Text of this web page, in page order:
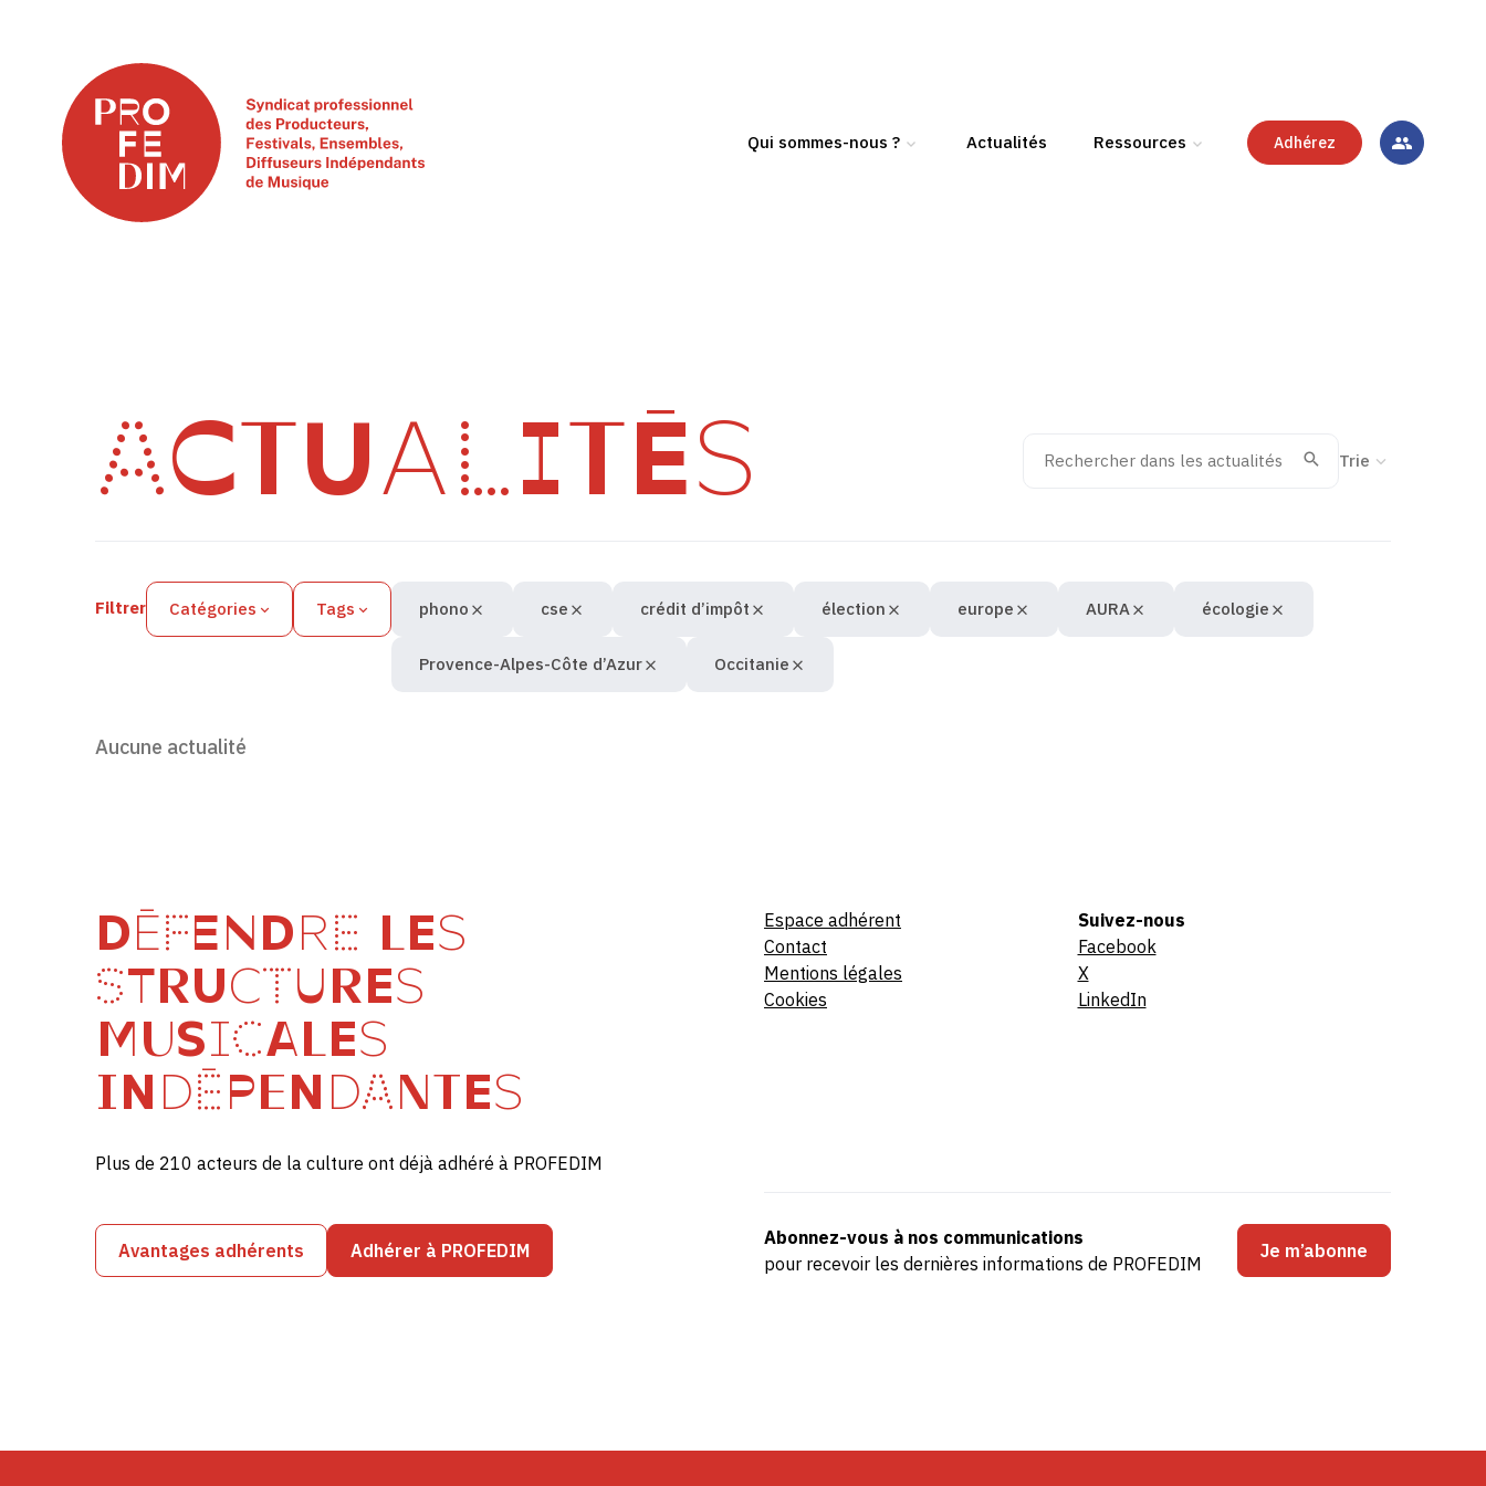
Qui sommes-nous ? Actualités Ressources Adhérez
ACTUALITÉS
Filtres des actualités
Recherche
ValiderTrier la recherche
Filtrer Catégories Tags phono cse crédit d’impôt élection europe AURA écologie
Provence-Alpes-Côte d’Azur Occitanie
Aucune actualité
DÉFENDRE LES
STRUCTURES
MUSICALES
INDÉPENDANTES
Plus de 210 acteurs de la culture ont déjà adhéré à PROFEDIM
Avantages adhérents Adhérer à PROFEDIM
Espace adhérent
Contact
Mentions légales
Cookies
Suivez-nous
Facebook
X
LinkedIn
Abonnez-vous à nos communications
pour recevoir les dernières informations de PROFEDIM
Je m’abonne